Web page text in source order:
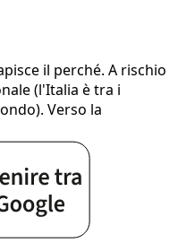
il perché. A rischio
(l'Italia è tra i
Verso la